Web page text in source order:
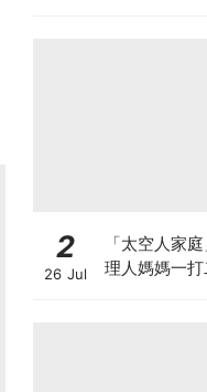
2
26 Jul
「太空人家
理人媽媽一